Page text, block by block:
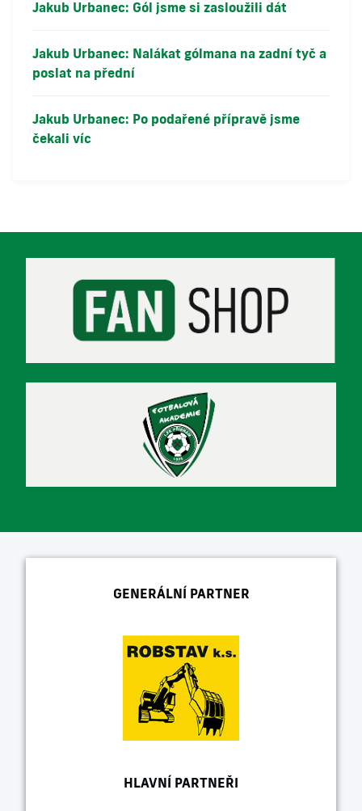
Jakub Urbanec: Gól jsme si zasloužili dát
Jakub Urbanec: Nalákat gólmana na zadní tyč a
poslat na přední
Jakub Urbanec: Po podařené přípravě jsme
čekali víc
GENERÁLNÍ PARTNER
HLAVNÍ PARTNEŘI